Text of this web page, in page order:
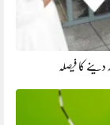
دینے کا فیصلہ